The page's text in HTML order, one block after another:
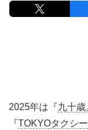
2025年は『九十歳
『TOKYOタクシー